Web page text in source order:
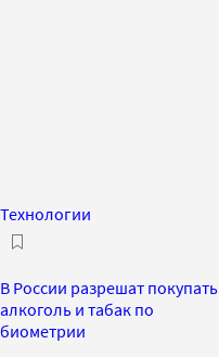
Технологии
В России разрешат покупать
алкоголь и табак по
биометрии